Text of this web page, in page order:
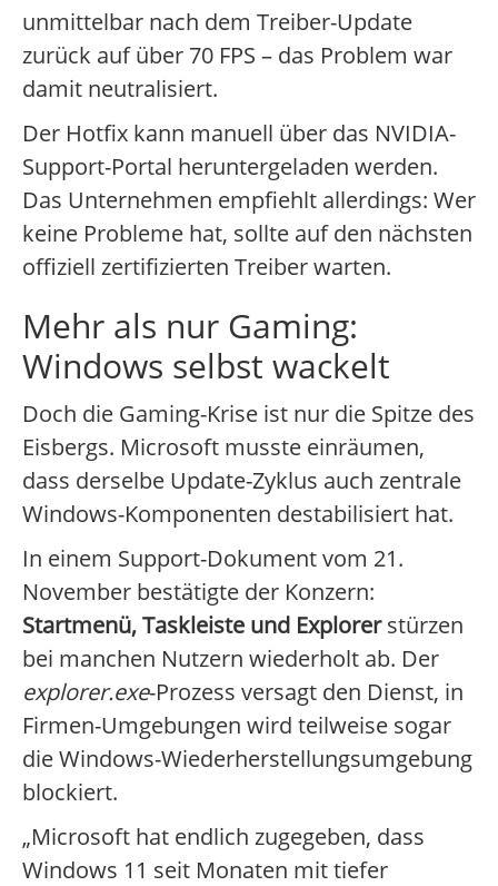
unmittelbar nach dem Treiber-Update
zurück auf über 70 FPS – das Problem war
damit neutralisiert.
Der Hotfix kann manuell über das NVIDIA-
Support-Portal heruntergeladen werden.
Das Unternehmen empfiehlt allerdings: Wer
keine Probleme hat, sollte auf den nächsten
offiziell zertifizierten Treiber warten.
Mehr als nur Gaming:
Windows selbst wackelt
Doch die Gaming-Krise ist nur die Spitze des
Eisbergs. Microsoft musste einräumen,
dass derselbe Update-Zyklus auch zentrale
Windows-Komponenten destabilisiert hat.
In einem Support-Dokument vom 21.
November bestätigte der Konzern:
Startmenü, Taskleiste und Explorerstürzen
bei manchen Nutzern wiederholt ab. Der
explorer.exe-Prozess versagt den Dienst, in
Firmen-Umgebungen wird teilweise sogar
die Windows-Wiederherstellungsumgebung
blockiert.
„Microsoft hat endlich zugegeben, dass
Windows 11 seit Monaten mit tiefer